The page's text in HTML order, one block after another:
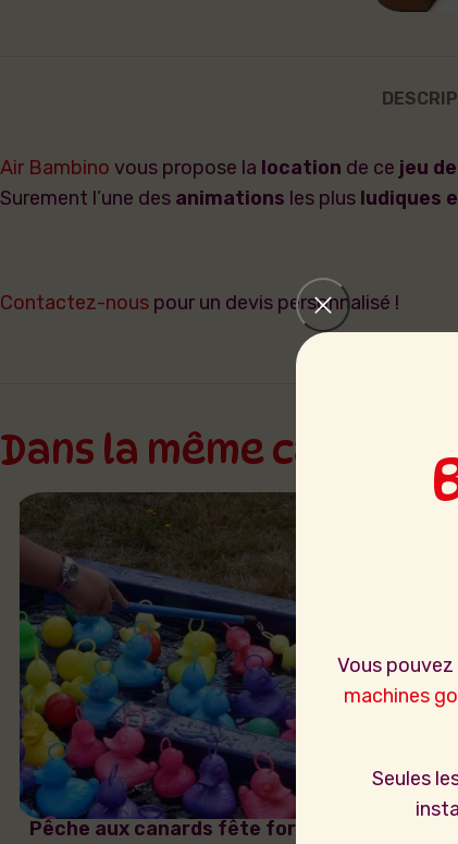
Vous
machines
Seules
Air Bambino vous propose la location de ce jeu
Surement l’une des animations les plus ludiques
Contactez-nous pour un devis personnalisé !
Dans la même
Pêche aux canards fête foraine